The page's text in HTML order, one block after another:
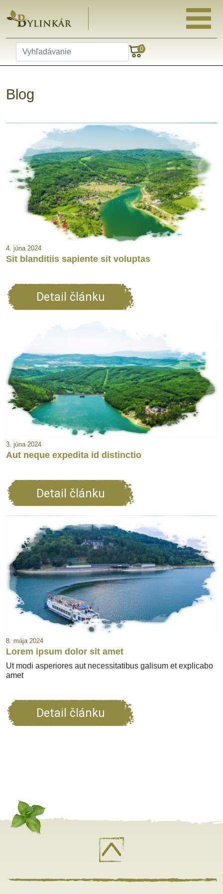
0
Blog
4. júna 2024
Sit blanditiis sapiente sit voluptas
Detail článku
3. júna 2024
Aut neque expedita id distinctio
Detail článku
8. mája 2024
Lorem ipsum dolor sit amet
Ut modi asperiores aut necessitatibus galisum et explicabo
amet
Detail článku